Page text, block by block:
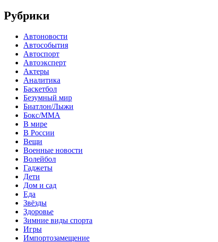
Рубрики
Автоновости
Автособытия
Автоспорт
Автоэксперт
Актеры
Аналитика
Баскетбол
Безумный мир
Биатлон/Лыжи
Бокс/MMA
В мире
В России
Вещи
Военные новости
Волейбол
Гаджеты
Дети
Дом и сад
Еда
Звёзды
Здоровье
Зимние виды спорта
Игры
Импортозамещение